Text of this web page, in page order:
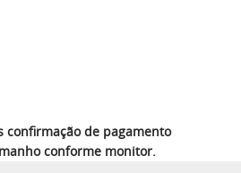
confirmação de pagamento
conforme monitor.